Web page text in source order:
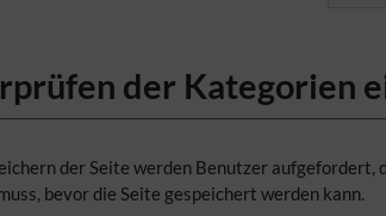
der Kategorien
der Seite werden Benutzer
bevor die Seite gespeichert werden kann.